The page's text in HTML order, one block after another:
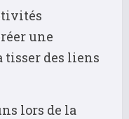
une
tisser des liens
lors de la